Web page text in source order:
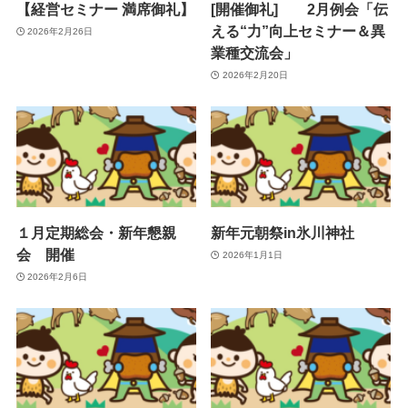
【経営セミナー 満席御礼】
2026年2月26日
[開催御礼] 2月例会「伝
える“力”向上セミナー＆異
業種交流会」
2026年2月20日
１月定期総会・新年懇親
会 開催
2026年2月6日
新年元朝祭in氷川神社
2026年1月1日